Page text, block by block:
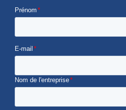
Prénom *
E-mail *
Nom de l'entreprise*